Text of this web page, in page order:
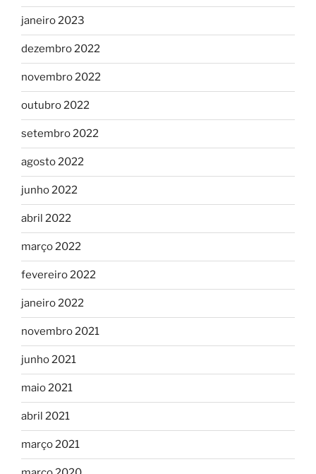
janeiro 2023
dezembro 2022
novembro 2022
outubro 2022
setembro 2022
agosto 2022
junho 2022
abril 2022
março 2022
fevereiro 2022
janeiro 2022
novembro 2021
junho 2021
maio 2021
abril 2021
março 2021